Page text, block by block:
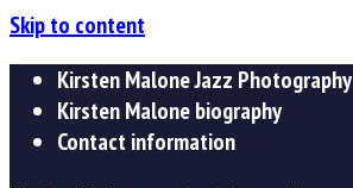
Skip to content
Kirsten Malone Jazz Photography
Kirsten Malone biography
Contact information